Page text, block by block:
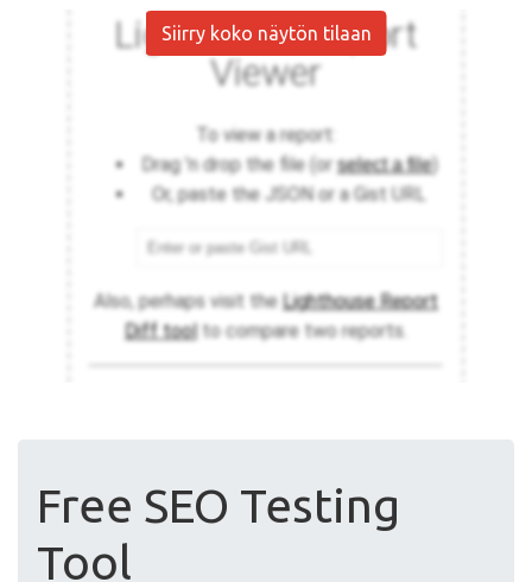
Siirry koko näytön tilaan
Free SEO Testing
Tool